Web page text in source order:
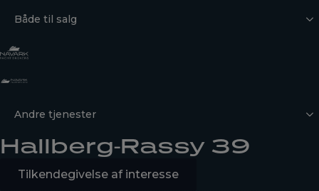
Både til salg
Andre tjenester
Hallberg-Rassy 39
Tilkendegivelse af interesse